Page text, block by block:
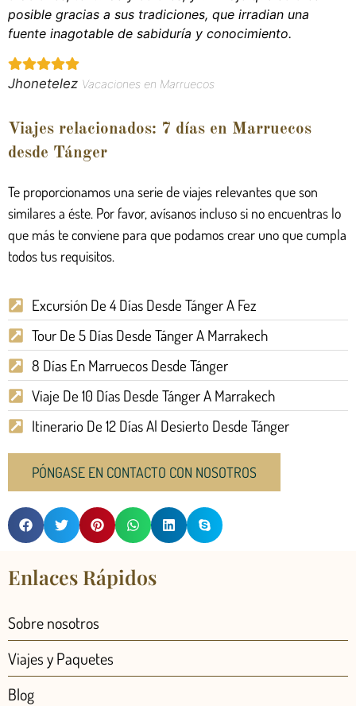
posible gracias a sus tradiciones, que irradian una
fuente inagotable de sabiduría y conocimiento.
Jhonetelez Vacaciones en Marruecos
Viajes relacionados: 7 días en Marruecos
desde Tánger
Te proporcionamos una serie de viajes relevantes que son
similares a éste. Por favor, avísanos incluso si no encuentras lo
que más te conviene para que podamos crear uno que cumpla
todos tus requisitos.
Excursión De 4 Días Desde Tánger A Fez
Tour De 5 Días Desde Tánger A Marrakech
8 Días En Marruecos Desde Tánger
Viaje De 10 Días Desde Tánger A Marrakech
Itinerario De 12 Días Al Desierto Desde Tánger
PÓNGASE EN CONTACTO CON NOSOTROS
Enlaces Rápidos
Sobre nosotros
Viajes y Paquetes
Blog